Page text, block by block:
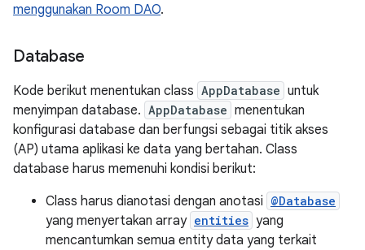
menggunakan Room DAO.
Database
Kode berikut menentukan class AppDatabase untuk
menyimpan database. AppDatabase menentukan
konfigurasi database dan berfungsi sebagai titik akses
(AP) utama aplikasi ke data yang bertahan. Class
database harus memenuhi kondisi berikut:
Class harus dianotasi dengan anotasi @Database
yang menyertakan array entities yang
mencantumkan semua entity data yang terkait